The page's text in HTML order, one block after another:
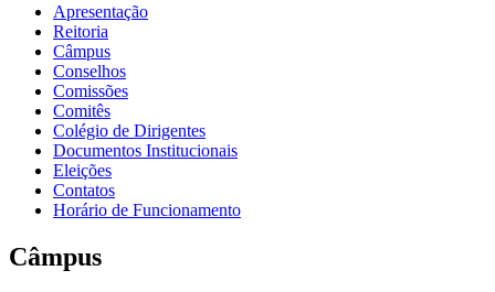
Apresentação
Reitoria
Câmpus
Conselhos
Comissões
Comitês
Colégio de Dirigentes
Documentos Institucionais
Eleições
Contatos
Horário de Funcionamento
Câmpus